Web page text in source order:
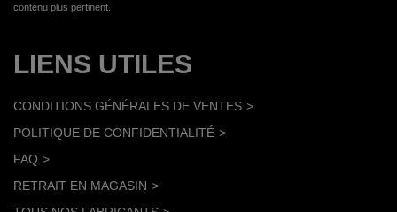
contenu plus pertinent.
LIENS UTILES
CONDITIONS GÉNÉRALES DE VENTES
POLITIQUE DE CONFIDENTIALITÉ
FAQ
RETRAIT EN MAGASIN